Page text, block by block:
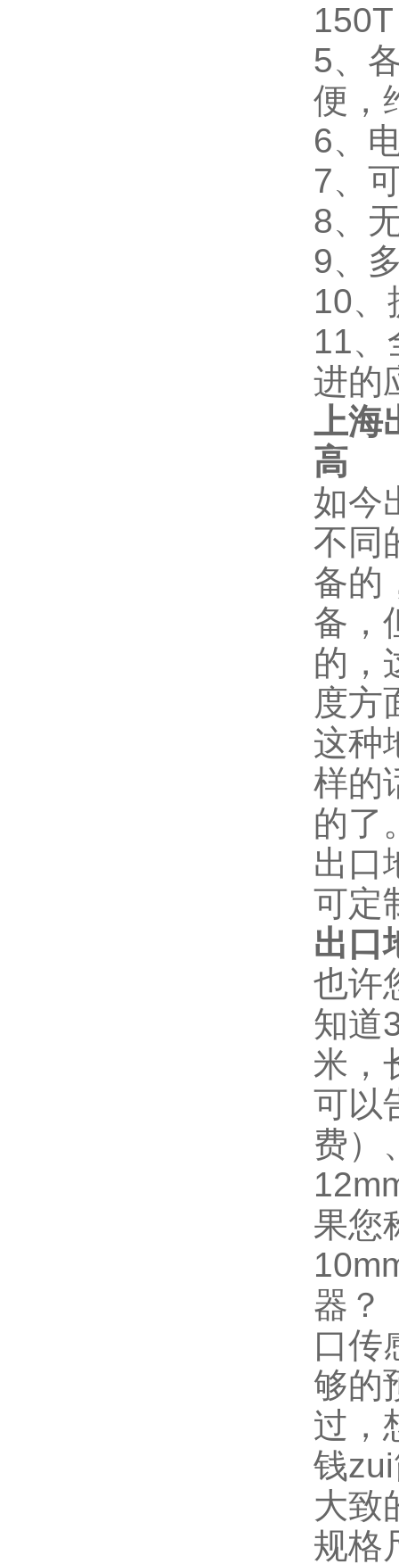
5、
便，
6、
7、
8、
9、
10、
11、
进的
上海
高
如今
不同
备的
备，
的，
度方
这种
样的
的了
出口
可定
出口
也许
知道
米，
可以
费）
果您
器？
口传
够的
过，
钱
大致
规格